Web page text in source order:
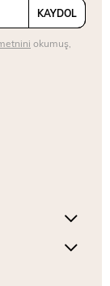
KAYDOL
okumuş,